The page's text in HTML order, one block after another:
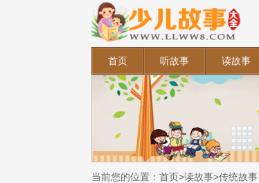
首页 听故事 读故事
当前您的位置： 首页>读故事>传统故事